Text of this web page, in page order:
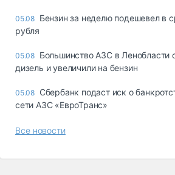
05.08 Бензин за неделю подешевел в
рубля
05.08 Большинство АЗС в Ленобласти
дизель и увеличили на бензин
05.08 Сбербанк подаст иск о
сети АЗС «ЕвроТранс»
Все новости